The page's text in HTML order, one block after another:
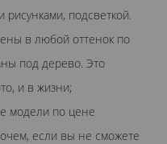
рисунками, подсветкой.
в любой оттенок по
под дерево. Это
и в жизни;
модели по цене
если вы не сможете